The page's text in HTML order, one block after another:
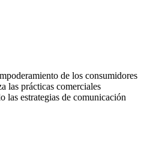
de los consumidores
las prácticas comerciales
las estrategias de comunicación